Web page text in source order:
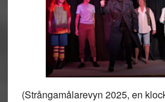
(Strångamålarevyn 2025, en